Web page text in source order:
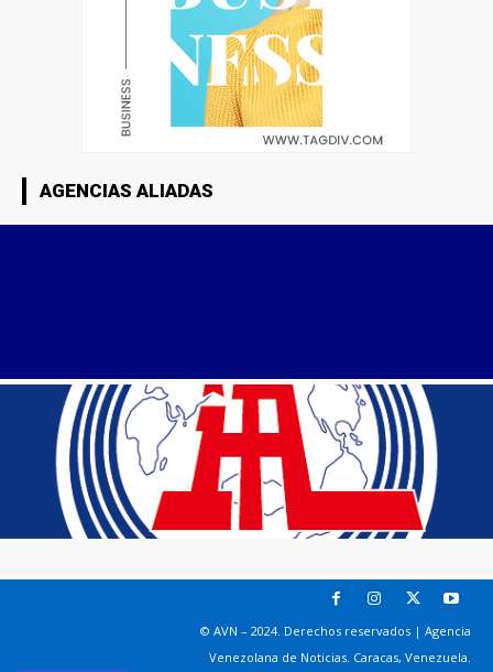
AGENCIAS ALIADAS
© AVN – 2024. Derechos reservados | Agencia
Venezolana de Noticias. Caracas, Venezuela.